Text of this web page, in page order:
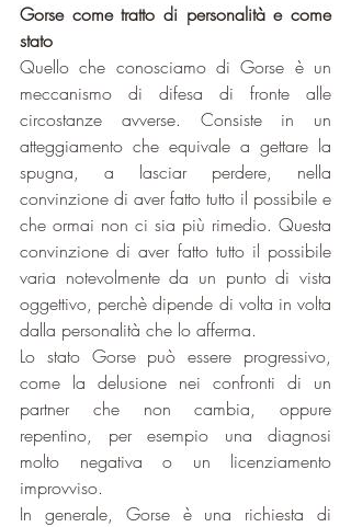
Gorse come tratto di personalità e come
stato
Quello che conosciamo di Gorse è un
meccanismo di difesa di fronte alle
circostanze avverse. Consiste in un
atteggiamento che equivale a gettare la
spugna, a lasciar perdere, nella
convinzione di aver fatto tutto il possibile e
che ormai non ci sia più rimedio. Questa
convinzione di aver fatto tutto il possibile
varia notevolmente da un punto di vista
oggettivo, perchè dipende di volta in volta
dalla personalità che lo afferma.
Lo stato Gorse può essere progressivo,
come la delusione nei confronti di un
partner che non cambia, oppure
repentino, per esempio una diagnosi
molto negativa o un licenziamento
improvviso.
In generale, Gorse è una richiesta di